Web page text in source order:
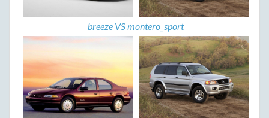
breeze VS montero_sport